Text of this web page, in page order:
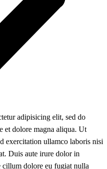
adipisicing elit, sed do
et dolore magna aliqua. Ut
exercitation ullamco laboris nisi
Duis aute irure dolor in
cillum dolore eu fugiat nulla